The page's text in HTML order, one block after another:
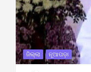
ଜିଲ୍ଲା ନୂଆପଡ଼ା